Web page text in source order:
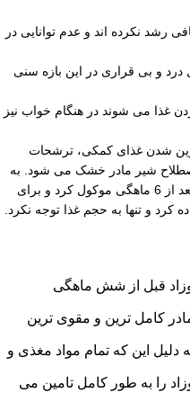
رشد نکرده اند و عدم توانایی در
درد و بی قراری در این بازه سنی
غذا می شوند در هنگام خواب نیز
شدن غذای کمکی، ترشحات
شیر مادر خشک می شود. به
همین دلیل دادن غذا به نوزادان را باید به بعد از 6 ماهگی موکول کرد و برای
کرد و تنها به حجم غذا توجه نکرد.
قبل از شش ماهگی
کامل ترین و مقوی ترین
این که تمام مواد مغذی و
را به طور کامل تامین می